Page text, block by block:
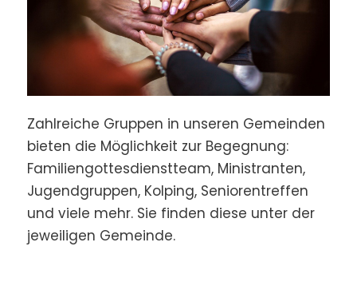
Zahl­reiche Gruppen in unseren Ge­mein­den
bieten die Mög­lich­keit zur Begeg­nung:
Familiengottesdienstteam, Ministranten,
Jugendgruppen, Kolping, Seniorentreffen
und viele mehr. Sie finden diese unter der
jeweiligen Gemeinde.